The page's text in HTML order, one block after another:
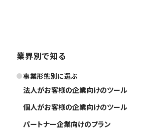
業界別で知る
事業形態別に選ぶ
法人がお客様の企業向けのツール
個人がお客様の企業向けのツール
パートナー企業向けのプラン